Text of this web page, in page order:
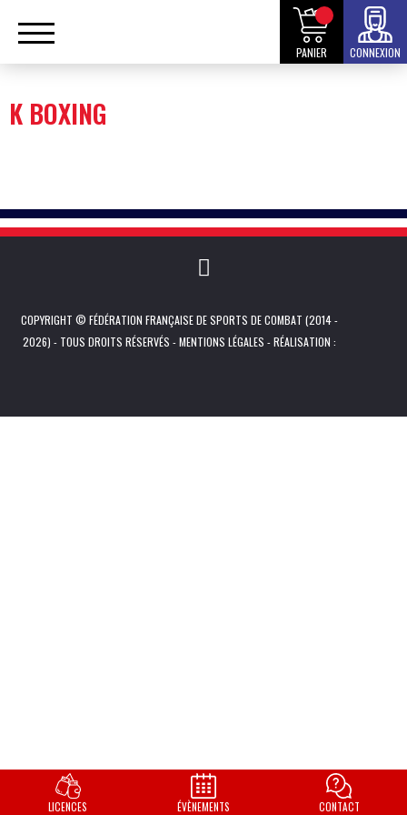
PANIER CONNEXION
K BOXING
COPYRIGHT © FÉDÉRATION FRANÇAISE DE SPORTS DE COMBAT (2014 -
2026) - TOUS DROITS RÉSERVÉS -MENTIONS LÉGALES - RÉALISATION :
LICENCES ÉVÈNEMENTS CONTACT